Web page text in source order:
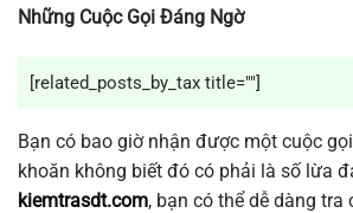
Những Cuộc Gọi Đáng Ngờ
[related_posts_by_tax title=""]
Bạn có bao giờ nhận được một cuộc
khoăn không biết đó có phải là số lừa
kiemtrasdt.com, bạn có thể dễ dàng tra